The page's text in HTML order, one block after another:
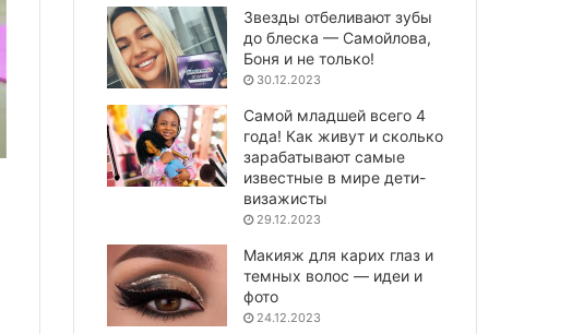
Звезды отбеливают зубы
до блеска — Самойлова,
Боня и не только!
30.12.2023
Самой младшей всего 4
года! Как живут и сколько
зарабатывают самые
известные в мире дети-
визажисты
29.12.2023
Макияж для карих глаз и
темных волос — идеи и
фото
24.12.2023